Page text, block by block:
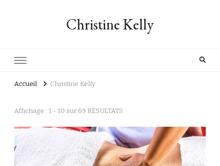
Christine Kelly
Accueil Christine Kelly
Affichage : 1 - 10 sur 69 RÉSULTATS